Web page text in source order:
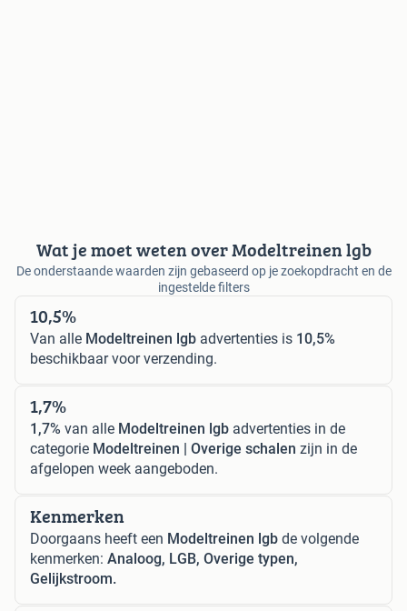
Wat je moet weten over Modeltreinen lgb
De onderstaande waarden zijn gebaseerd op je zoekopdracht en de
ingestelde filters
10,5%
Van alle Modeltreinen lgb advertenties is 10,5%
beschikbaar voor verzending.
1,7%
1,7% van alle Modeltreinen lgb advertenties in de
categorie Modeltreinen | Overige schalen zijn in de
afgelopen week aangeboden.
Kenmerken
Doorgaans heeft een Modeltreinen lgb de volgende
kenmerken: Analoog, LGB, Overige typen,
Gelijkstroom.